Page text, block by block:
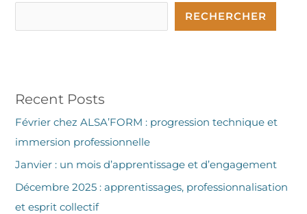
RECHERCHER
Recent Posts
Février chez ALSA’FORM : progression technique et
immersion professionnelle
Janvier : un mois d’apprentissage et d’engagement
Décembre 2025 : apprentissages, professionnalisation
et esprit collectif